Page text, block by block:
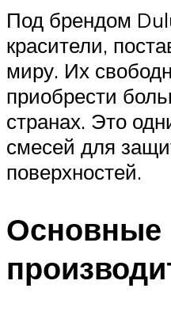
Под брендом
красители,
миру. Их
приобрести
странах. Это
смесей для
поверхностей.